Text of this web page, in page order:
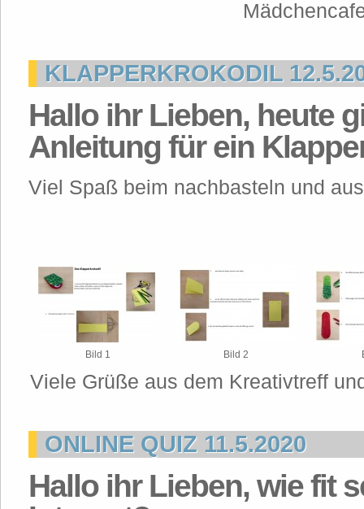
KLAPPERKROKODIL
Hallo ihr Lieben, heute
Anleitung für ein
Viel Spaß beim nachbasteln und
Bild 1 Bild 2
Viele Grüße aus dem Kreativtreff
ONLINE QUIZ 11.5.2020
Hallo ihr Lieben, wie fit